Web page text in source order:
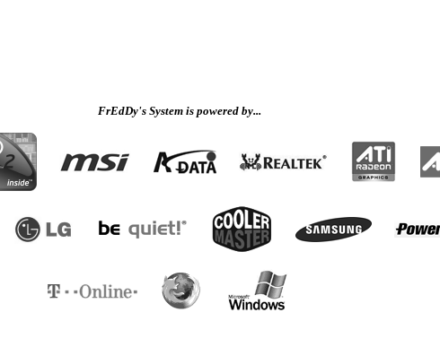
FrEdDy's System is powered by...